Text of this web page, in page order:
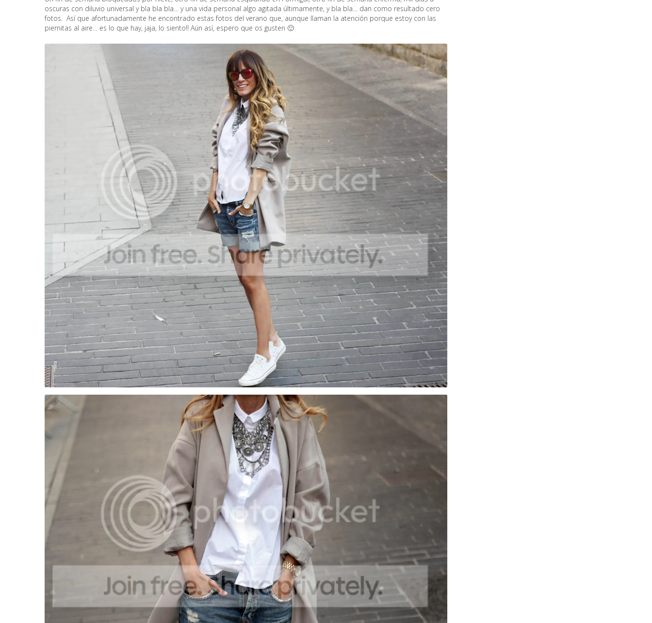
oscuras con diluvio universal y bla bla bla… y una vida personal algo agitada últimamente, y bla bla… dan como resultado cero
fotos. Así que afortunadamente he encontrado estas fotos del verano que, aunque llaman la atención porque estoy con las
piernitas al aire… es lo que hay, jaja, lo siento!! Aún así, espero que os gusten 🙂